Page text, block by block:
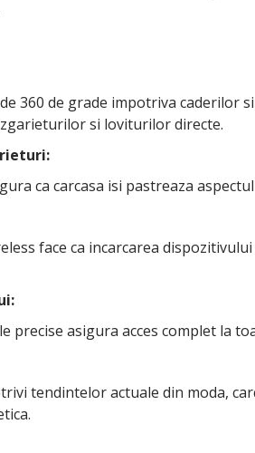
360 de grade impotriva
si loviturilor directe.
ca carcasa isi pastreaza
face ca incarcarea
precise asigura acces complet
tendintelor actuale din moda,